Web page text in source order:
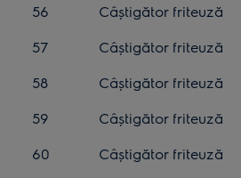
56
Câștigător friteuză
57
Câștigător friteuză
58
Câștigător friteuză
59
Câștigător friteuză
60
Câștigător friteuză